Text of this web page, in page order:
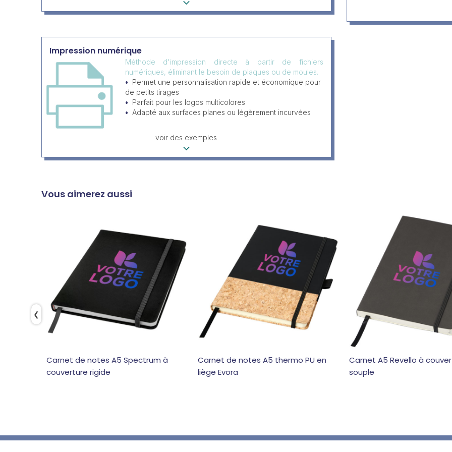
Impression numérique
Méthode d'impression directe à partir de fichiers
numériques, éliminant le besoin de plaques ou de moules.
Permet une personnalisation rapide et économique pour
de petits tirages
Parfait pour les logos multicolores
Adapté aux surfaces planes ou légèrement incurvées
voir des exemples
Vous aimerez aussi
Carnet de notes A5 Spectrum à
couverture rigide
Carnet de notes A5 thermo PU en
liège Evora
Carnet A5 Revello à
souple
❮